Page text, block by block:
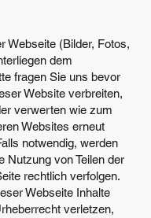
Webseite (Bilder, Fotos,
dem
fragen Sie uns bevor
Website verbreiten,
verwerten wie zum
Websites erneut
notwendig, werden
Nutzung von Teilen der
rechtlich verfolgen.
Webseite Inhalte
verletzen,